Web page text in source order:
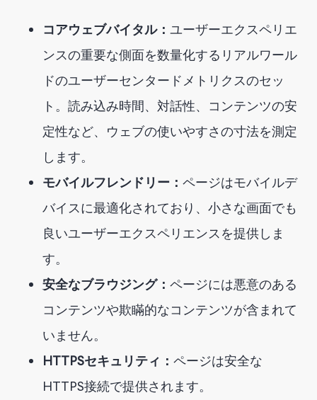
コアウェブバイタル： ユーザーエクスペリエ
ンスの重要な側面を数量化するリアルワール
ドのユーザーセンタードメトリクスのセッ
ト。読み込み時間、対話性、コンテンツの安
定性など、ウェブの使いやすさの寸法を測定
します。
モバイルフレンドリー： ページはモバイルデ
バイスに最適化されており、小さな画面でも
良いユーザーエクスペリエンスを提供しま
す。
安全なブラウジング： ページには悪意のある
コンテンツや欺瞞的なコンテンツが含まれて
いません。
HTTPSセキュリティ： ページは安全な
HTTPS接続で提供されます。